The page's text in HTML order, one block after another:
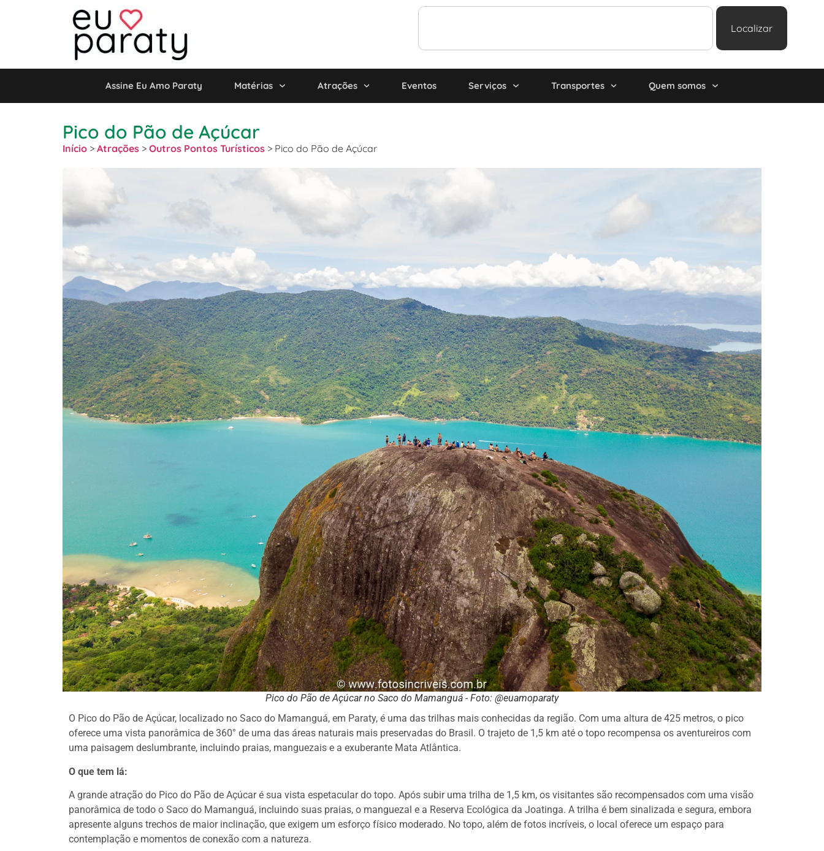
Localizar
Assine Eu Amo Paraty Matérias Atrações Eventos Serviços Transportes Quem somos
Pico do Pão de Açúcar
Início > Atrações > Outros Pontos Turísticos > Pico do Pão de Açúcar
Pico do Pão de Açúcar no Saco do Mamanguá - Foto: @euamoparaty
O Pico do Pão de Açúcar, localizado no Saco do Mamanguá, em Paraty, é uma das trilhas mais conhecidas da região. Com uma altura de 425 metros, o pico
oferece uma vista panorâmica de 360° de uma das áreas naturais mais preservadas do Brasil. O trajeto de 1,5 km até o topo recompensa os aventureiros com
uma paisagem deslumbrante, incluindo praias, manguezais e a exuberante Mata Atlântica.
O que tem lá:
A grande atração do Pico do Pão de Açúcar é sua vista espetacular do topo. Após subir uma trilha de 1,5 km, os visitantes são recompensados com uma visão
panorâmica de todo o Saco do Mamanguá, incluindo suas praias, o manguezal e a Reserva Ecológica da Joatinga. A trilha é bem sinalizada e segura, embora
apresente alguns trechos de maior inclinação, que exigem um esforço físico moderado. No topo, além de fotos incríveis, o local oferece um espaço para
contemplação e momentos de conexão com a natureza.